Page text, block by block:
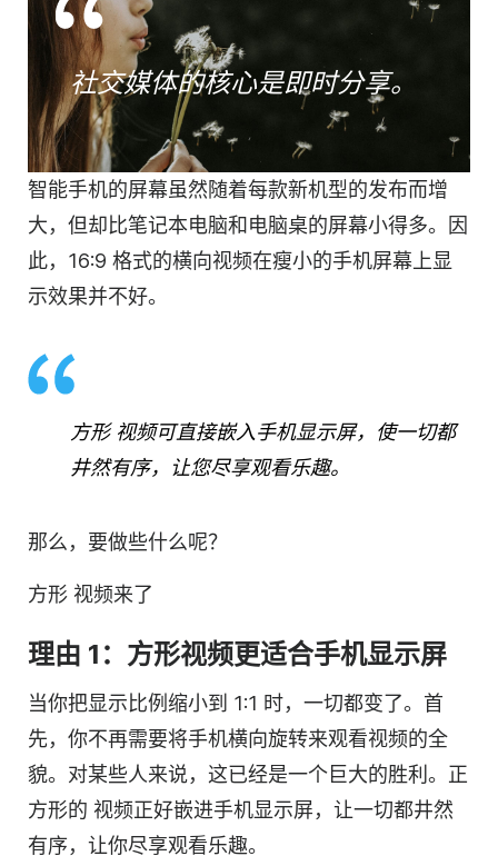
社交媒体的核心是即时分享。
智能手机的屏幕虽然随着每款新机型的发布而增
大，但却比笔记本电脑和电脑桌的屏幕小得多。因
此，16:9 格式的横向视频在瘦小的手机屏幕上显
示效果并不好。
方形 视频可直接嵌入手机显示屏，使一切都
井然有序，让您尽享观看乐趣。
那么，要做些什么呢？
方形 视频来了
理由 1：方形视频更适合手机显示屏
当你把显示比例缩小到 1:1 时，一切都变了。首
先，你不再需要将手机横向旋转来观看视频的全
貌。对某些人来说，这已经是一个巨大的胜利。 正
方形的 视频正好嵌进手机显示屏，让一切都井然
有序，让你尽享观看乐趣。